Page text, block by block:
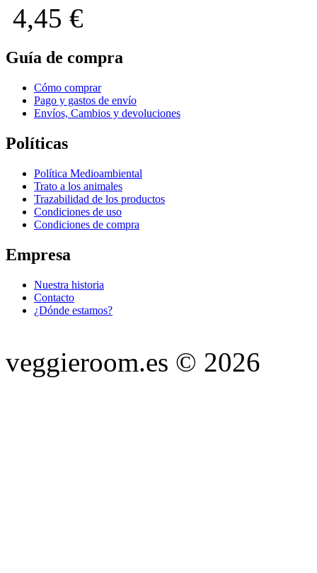
4,45 €
Guía de compra
Cómo comprar
Pago y gastos de envío
Envíos, Cambios y devoluciones
Polí­ticas
Política Medioambiental
Trato a los animales
Trazabilidad de los productos
Condiciones de uso
Condiciones de compra
Empresa
Nuestra historia
Contacto
¿Dónde estamos?
veggieroom.es © 2026